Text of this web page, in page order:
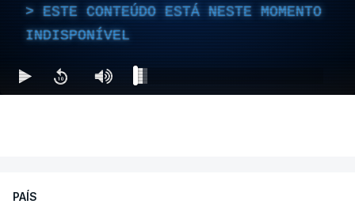
ESTE CONTEÚDO ESTÁ NESTE MOMENTO
INDISPONÍVEL
PAÍS